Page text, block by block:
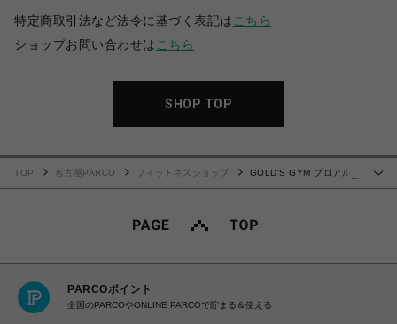
特定商取引法など法令に基づく表記は こちら
ショップお問い合わせは こちら
SHOP TOP
TOP 名古屋PARCO フィットネスショップ
GOLD'S GYM プロアルテ
PARCOポイント
全国のPARCOやONLINE PARCOで貯まる＆使える